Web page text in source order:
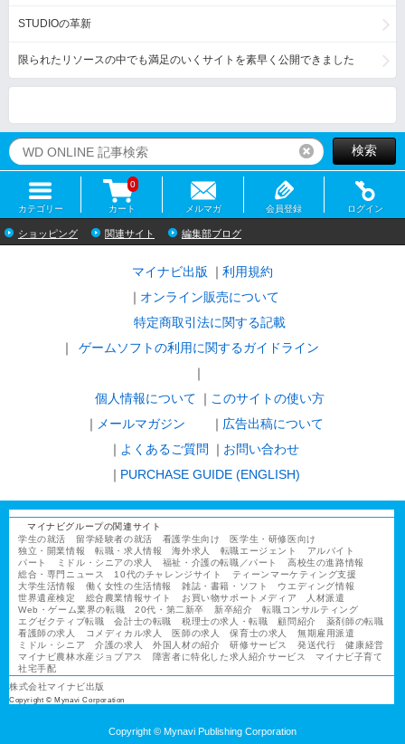
STUDIOの革新
限られたリソースの中でも満足のいくサイトを素早く公開できました
リセット検索
カテゴリー カート
0
メルマガ 会員登録 ログイン
ショッピング 関連サイト 編集部ブログ
マイナビ出版
利用規約
オンライン販売について
特定商取引法に関する記載
ゲームソフトの利用に関するガイドライン
｜
個人情報について
このサイトの使い方
メールマガジン
広告出稿について
よくあるご質問
お問い合わせ
PURCHASE GUIDE (ENGLISH)
マイナビグループの関連サイト
学生の就活
留学経験者の就活 看護学生向け
医学生・研修医向け
独立・開業情報
転職・求人情報 海外求人 転職エージェント
アルバイト
パート
ミドル・シニアの求人 福祉・介護の転職／パート
高校生の進路情報
総合・専門ニュース
10代のチャレンジサイト
ティーンマーケティング支援
大学生活情報
働く女性の生活情報 雑誌・書籍・ソフト
ウエディング情報
世界遺産検定
総合農業情報サイト お買い物サポートメディア
人材派遣
Web・ゲーム業界の転職
20代・第二新卒 新卒紹介
転職コンサルティング
エグゼクティブ転職
会計士の転職 税理士の求人・転職 顧問紹介
薬剤師の転職
看護師の求人
コメディカル求人 医師の求人 保育士の求人
無期雇用派遣
ミドル・シニア
介護の求人 外国人材の紹介 研修サービス 発送代行
健康経営
マイナビ農林水産ジョブアス
障害者に特化した求人紹介サービス
マイナビ子育て
社宅手配
株式会社マイナビ出版
Copyright © Mynavi Corporation
Copyright © Mynavi Publishing Corporation